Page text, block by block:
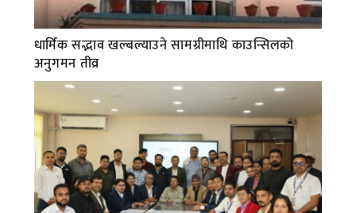
धार्मिक सद्भाव खल्बल्याउने सामग्रीमाथि काउन्सिलको
अनुगमन तीव्र